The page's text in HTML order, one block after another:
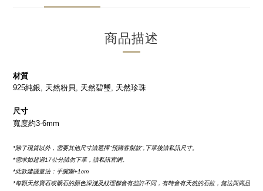
商品描述
材質
925純銀, 天然粉貝, 天然碧璽, 天然珍珠
尺寸
寬度約3-6mm
*除了現貨以外，需要其他尺寸請選擇''預購客製款'',下單後請私訊尺寸。
*需求如超過17公分請勿下單，請私訊官網。
*此款建議量法：手腕圍+1cm
*每顆天然寶石或礦石的顏色深淺及紋理都會有些許不同，有時會有天然的石紋，無法與商品